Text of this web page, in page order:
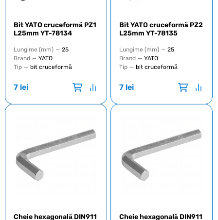
Bit YATO cruceformă PZ1
L25mm YT-78134
Lungime (mm) — 25
Brand — YATO
Tip — bit cruceformă
7 lei
Bit YATO cruceformă PZ2
L25mm YT-78135
Lungime (mm) — 25
Brand — YATO
Tip — bit cruceformă
7 lei
Cheie hexagonală DIN911 Cheie hexagonală DIN911